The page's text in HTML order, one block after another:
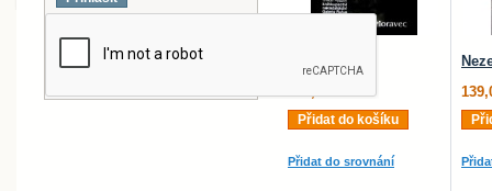
249,00 Kč
Přidat do košíku
Přidat do srovnání